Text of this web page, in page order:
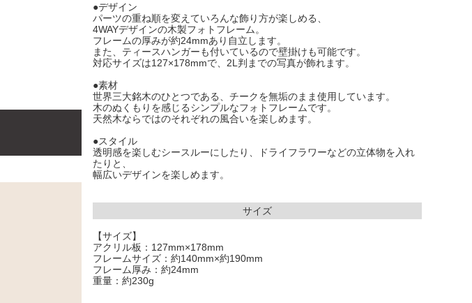
●デザイン
パーツの重ね順を変えていろんな飾り方が楽しめる、
4WAYデザインの木製フォトフレーム。
フレームの厚みが約24mmあり自立します。
また、ティースハンガーも付いているので壁掛けも可能です。
対応サイズは127×178mmで、2L判までの写真が飾れます。
●素材
世界三大銘木のひとつである、チークを無垢のまま使用しています。
木のぬくもりを感じるシンプルなフォトフレームです。
天然木ならではのそれぞれの風合いを楽しめます。
●スタイル
透明感を楽しむシースルーにしたり、ドライフラワーなどの立体物を入れ
たりと、
幅広いデザインを楽しめます。
サイズ
【サイズ】
アクリル板：127mm×178mm
フレームサイズ：約140mm×約190mm
フレーム厚み：約24mm
重量：約230g